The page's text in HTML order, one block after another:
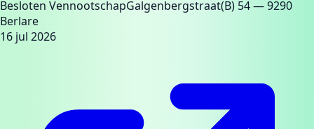
Besloten VennootschapGalgenbergstraat(B) 54— 9290
Berlare
16 jul 2026